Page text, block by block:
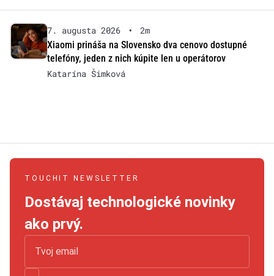
7. augusta 2026 •
2m
Xiaomi prináša na Slovensko dva cenovo dostupné
telefóny, jeden z nich kúpite len u operátorov
Katarína Šimková
TOUCHIT NEWSLETTER
Dostávaj technologické novinky
ako prvý.